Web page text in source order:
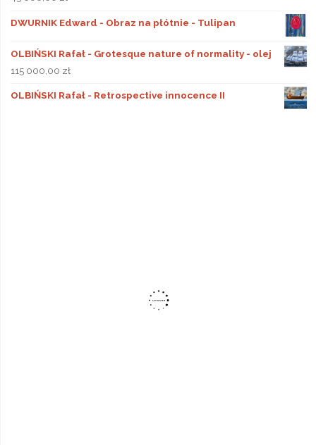
DWURNIK Edward - Obraz na płótnie - Tulipan
OLBIŃSKI Rafał - Grotesque nature of normality - olej
115 000,00 zł
OLBIŃSKI Rafał - Retrospective innocence II